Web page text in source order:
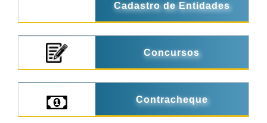
Cadastro de Entidades
Concursos
Contracheque